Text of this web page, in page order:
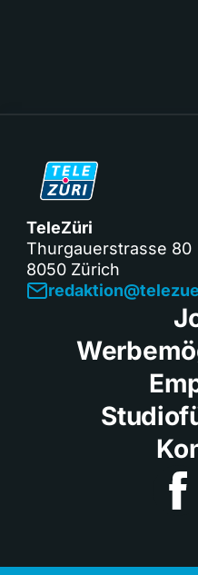
TeleZüri
Thurgauerstrasse 80
8050 Zürich